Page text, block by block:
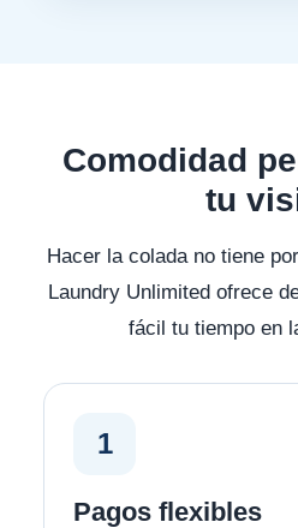
Comodidad
tu
Hacer la colada no tiene
Laundry Unlimited ofrece
fácil tu tiempo en
1
Pagos flexibles